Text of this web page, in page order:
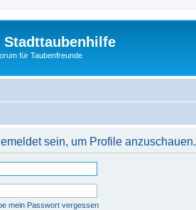
Stadttaubenhilfe
für Taubenfreunde
sein, um Profile anzuschauen.
mein Passwort vergessen